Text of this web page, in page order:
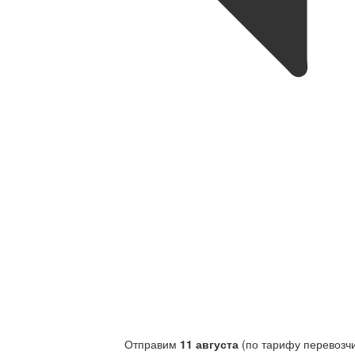
Отправим 11 августа (по тарифу